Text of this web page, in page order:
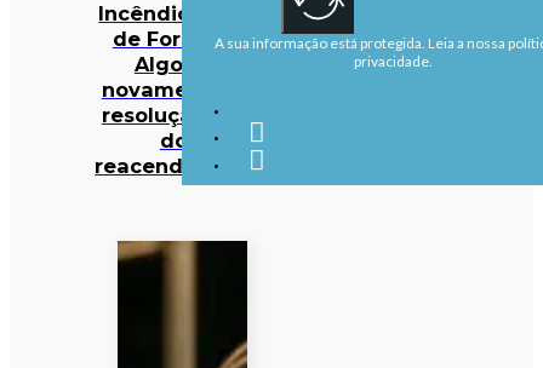
Incêndios: Fogo
de Fornos de
Algodres
novamente em
resolução após
dois
reacendimentos
A sua informação está protegida. Leia a nossa
privacidade.